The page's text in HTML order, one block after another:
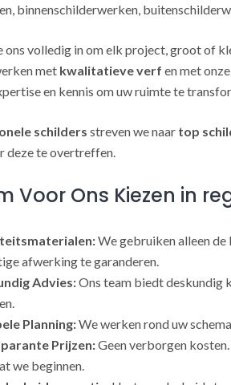
binnenschilderwerken,
ons volledig in om elk project, groot of
met kwalitatieve verf en met
en kennis om uw ruimte te
schilders streven we naar top
deze te overtreffen.
Voor Ons Kiezen in
We gebruiken alleen de
afwerking te garanderen.
Advies:Ons team biedt deskundig
Planning:We werken rond uw
Prijzen:Geen verborgen
we beginnen.